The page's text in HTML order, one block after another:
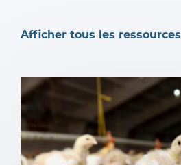
Afficher tous les ressources